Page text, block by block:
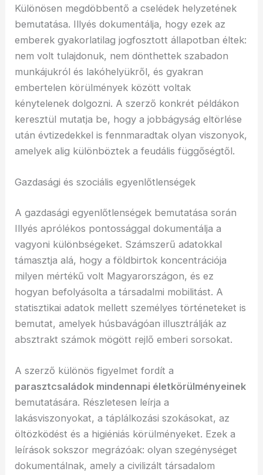
Különösen megdöbbentő a cselédek helyzetének
bemutatása. Illyés dokumentálja, hogy ezek az
emberek gyakorlatilag jogfosztott állapotban éltek:
nem volt tulajdonuk, nem dönthettek szabadon
munkájukról és lakóhelyükről, és gyakran
embertelen körülmények között voltak
kénytelenek dolgozni. A szerző konkrét példákon
keresztül mutatja be, hogy a jobbágyság eltörlése
után évtizedekkel is fennmaradtak olyan viszonyok,
amelyek alig különböztek a feudális függőségtől.
Gazdasági és szociális egyenlőtlenségek
A gazdasági egyenlőtlenségek bemutatása során
Illyés aprólékos pontossággal dokumentálja a
vagyoni különbségeket. Számszerű adatokkal
támasztja alá, hogy a földbirtok koncentrációja
milyen mértékű volt Magyarországon, és ez
hogyan befolyásolta a társadalmi mobilitást. A
statisztikai adatok mellett személyes történeteket is
bemutat, amelyek húsbavágóan illusztrálják az
absztrakt számok mögött rejlő emberi sorsokat.
A szerző különös figyelmet fordít a
parasztcsaládok mindennapi életkörülményeinek
bemutatására. Részletesen leírja a
lakásviszonyokat, a táplálkozási szokásokat, az
öltözködést és a higiéniás körülményeket. Ezek a
leírások sokszor megrázóak: olyan szegénységet
dokumentálnak, amely a civilizált társadalom